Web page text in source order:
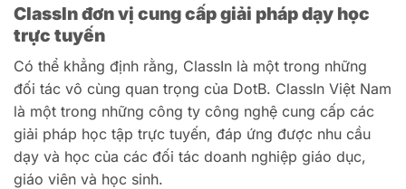
ClassIn đơn vị cung cấp giải pháp dạy học
trực tuyến
Có thể khẳng định rằng, ClassIn là một trong những
đối tác vô cùng quan trọng của DotB. ClassIn Việt Nam
là một trong những công ty công nghệ cung cấp các
giải pháp học tập trực tuyến, đáp ứng được nhu cầu
dạy và học của các đối tác doanh nghiệp giáo dục,
giáo viên và học sinh.